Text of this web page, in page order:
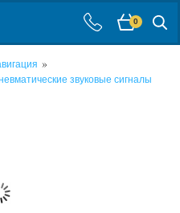
0
»
звуковые сигналы